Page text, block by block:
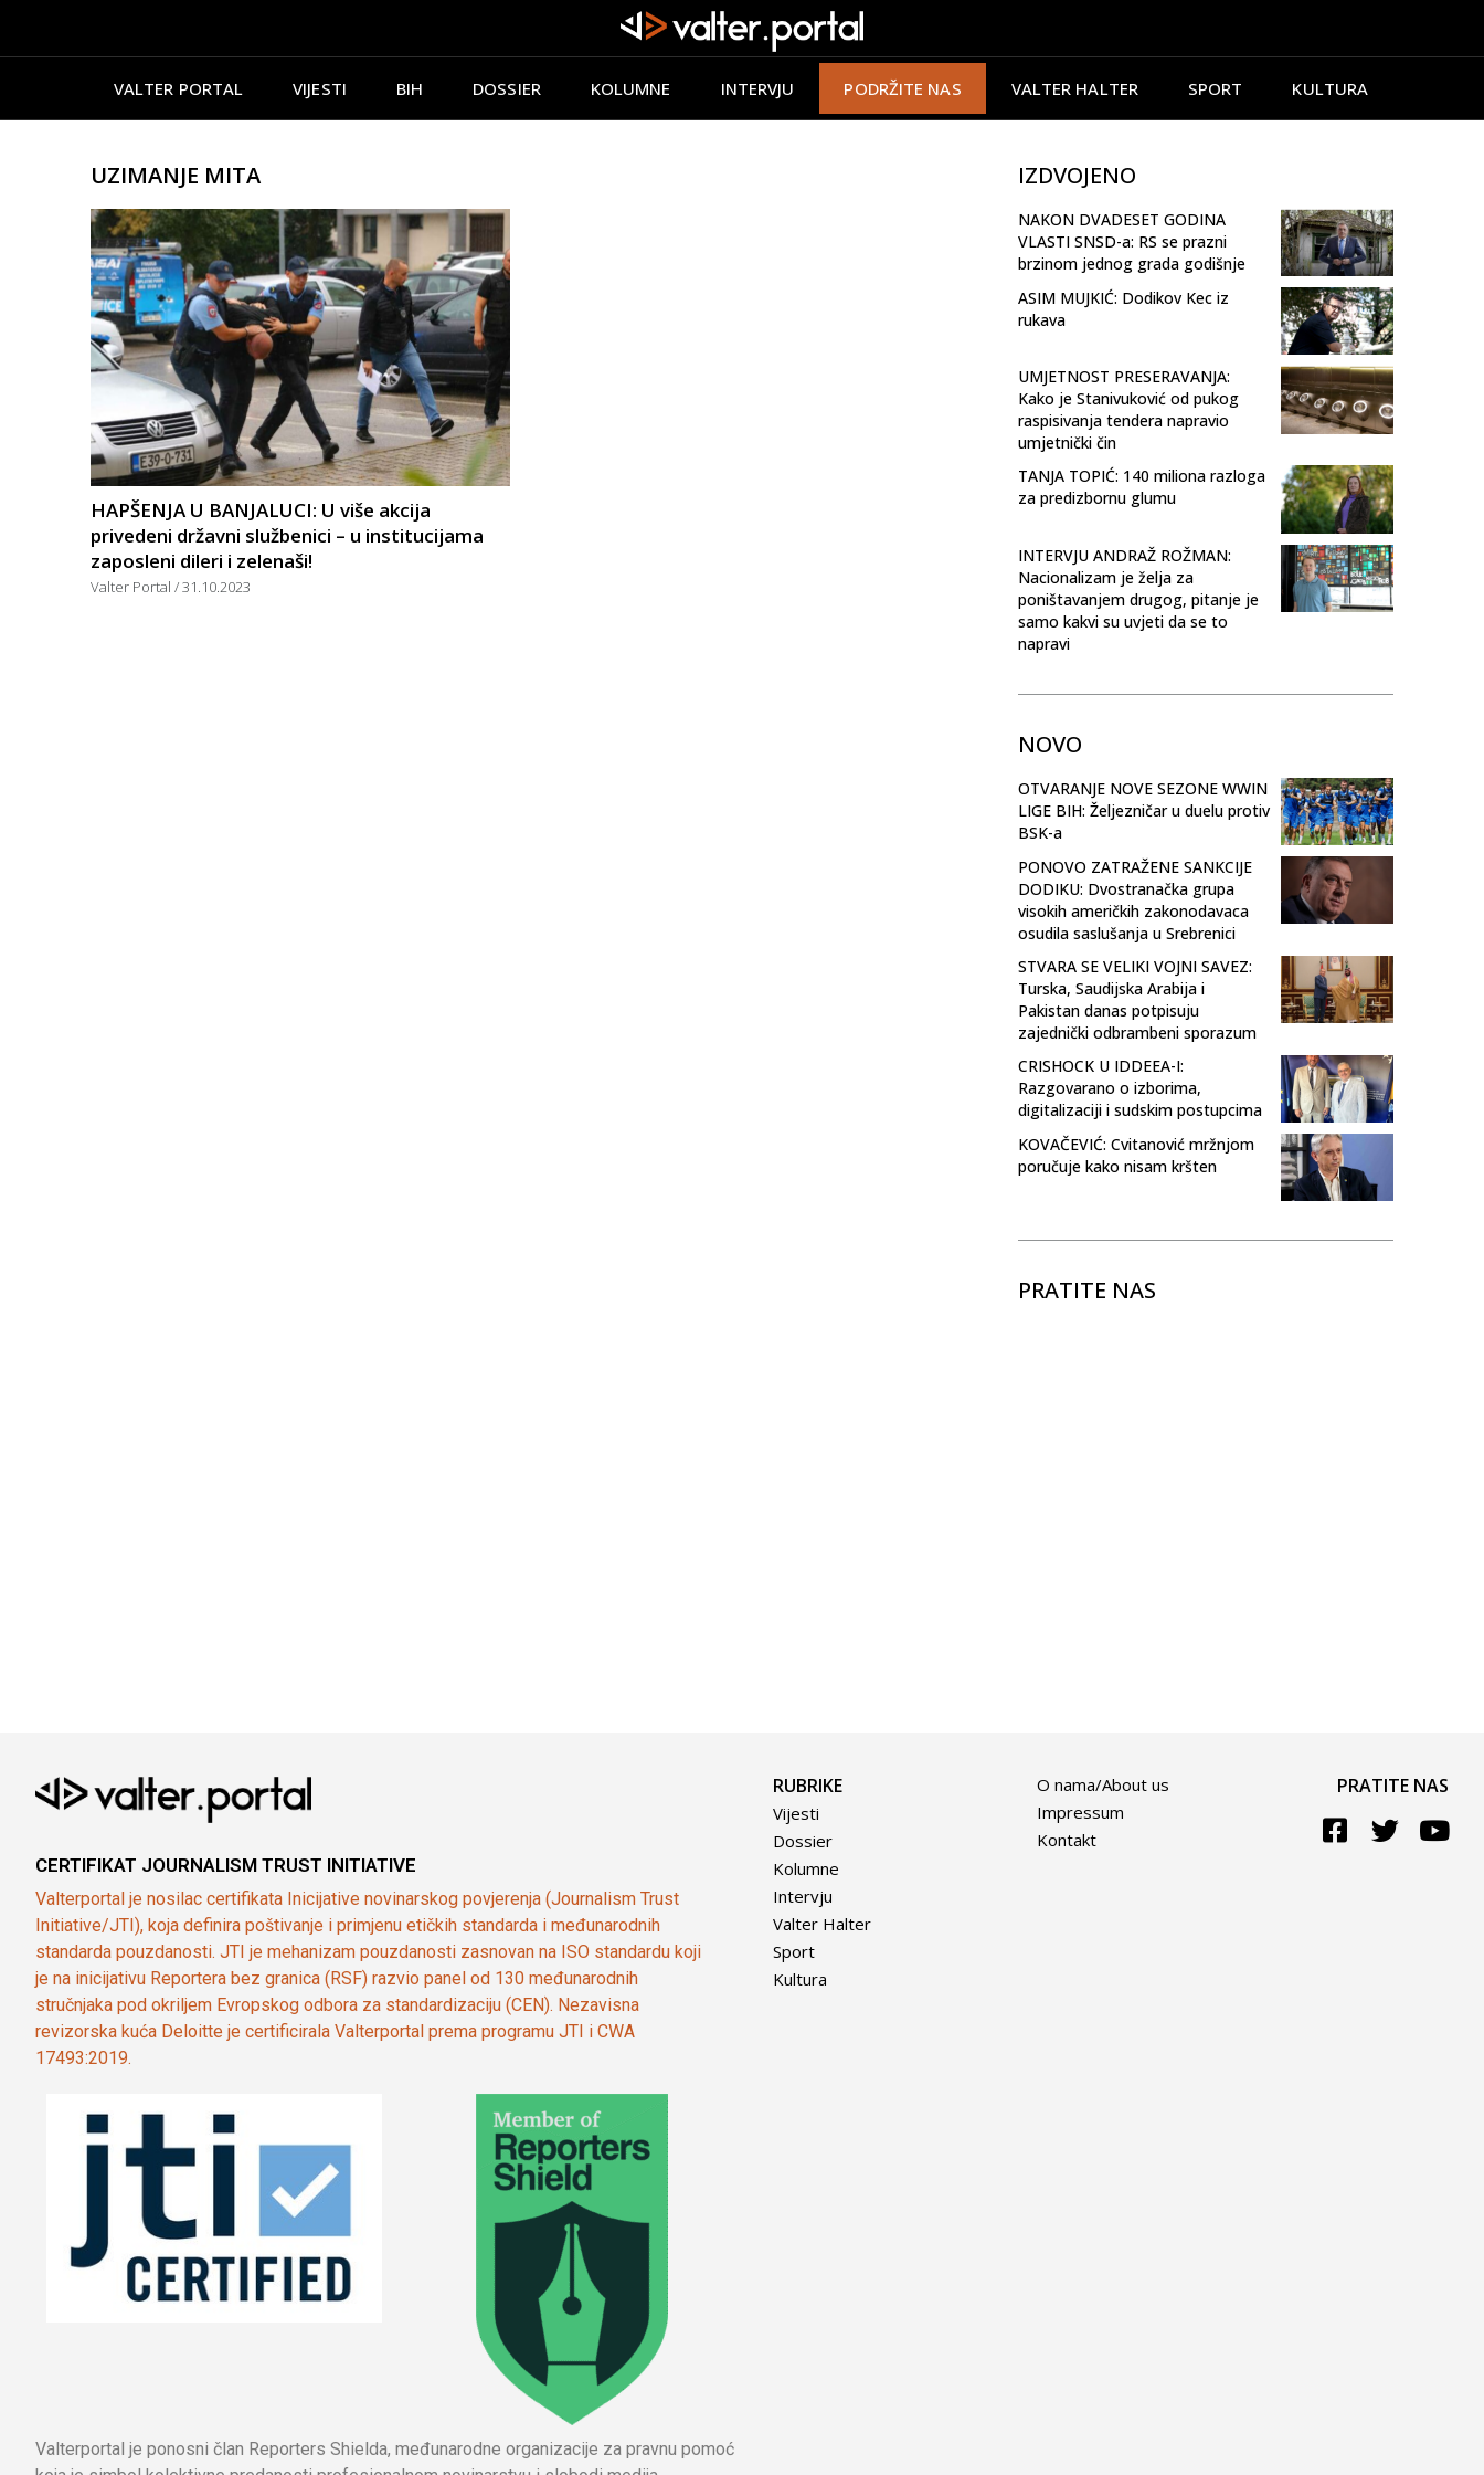
VALTER PORTAL VIJESTI BIH DOSSIER KOLUMNE INTERVJU PODRŽITE NAS VALTER HALTER SPORT KULTURA
UZIMANJE MITA
HAPŠENJA U BANJALUCI: U više akcija
privedeni državni službenici – u institucijama
zaposleni dileri i zelenaši!
Valter Portal 31.10.2023
IZDVOJENO
NAKON DVADESET GODINA
VLASTI SNSD-a: RS se prazni
brzinom jednog grada godišnje
ASIM MUJKIĆ: Dodikov Kec iz
rukava
UMJETNOST PRESERAVANJA:
Kako je Stanivuković od pukog
raspisivanja tendera napravio
umjetnički čin
TANJA TOPIĆ: 140 miliona razloga
za predizbornu glumu
INTERVJU ANDRAŽ ROŽMAN:
Nacionalizam je želja za
poništavanjem drugog, pitanje je
samo kakvi su uvjeti da se to
napravi
NOVO
OTVARANJE NOVE SEZONE WWIN
LIGE BIH: Željezničar u duelu protiv
BSK-a
PONOVO ZATRAŽENE SANKCIJE
DODIKU: Dvostranačka grupa
visokih američkih zakonodavaca
osudila saslušanja u Srebrenici
STVARA SE VELIKI VOJNI SAVEZ:
Turska, Saudijska Arabija i
Pakistan danas potpisuju
zajednički odbrambeni sporazum
CRISHOCK U IDDEEA-I:
Razgovarano o izborima,
digitalizaciji i sudskim postupcima
KOVAČEVIĆ: Cvitanović mržnjom
poručuje kako nisam kršten
PRATITE NAS
CERTIFIKAT JOURNALISM TRUST INITIATIVE
Valterportal je nosilac certifikata Inicijative novinarskog povjerenja (Journalism Trust
Initiative/JTI), koja definira poštivanje i primjenu etičkih standarda i međunarodnih
standarda pouzdanosti. JTI je mehanizam pouzdanosti zasnovan na ISO standardu koji
je na inicijativu Reportera bez granica (RSF) razvio panel od 130 međunarodnih
stručnjaka pod okriljem Evropskog odbora za standardizaciju (CEN). Nezavisna
revizorska kuća Deloitte je certificirala Valterportal prema programu JTI i CWA
17493:2019.
Valterportal je ponosni član Reporters Shielda, međunarodne organizacije za pravnu pomoć
RUBRIKE
Vijesti
Dossier
Kolumne
Intervju
Valter Halter
Sport
Kultura
O nama/About us
Impressum
Kontakt
PRATITE NAS